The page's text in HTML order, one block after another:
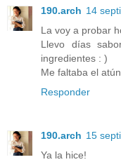
190.arch 14
La voy a probar
Llevo días
ingredientes : )
Me faltaba el
Responder
190.arch 15
Ya la hice!